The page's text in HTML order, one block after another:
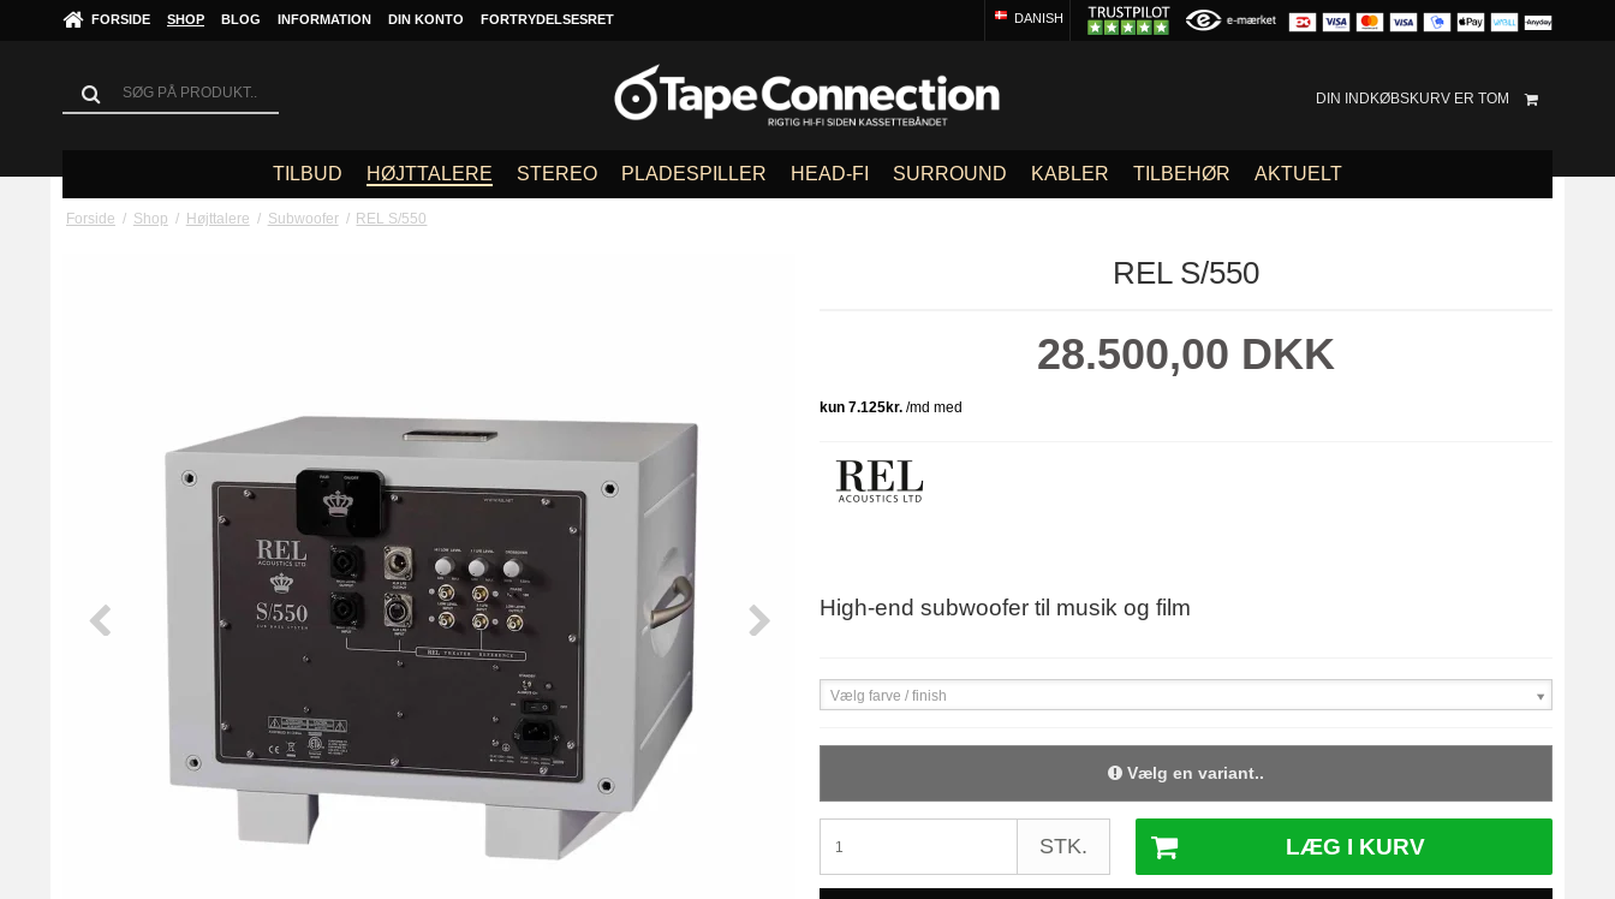
FORSIDE SHOP BLOG INFORMATION DIN KONTO FORTRYDELSESRET DANISH
DIN INDKØBSKURV ER TOM
TILBUD HØJTTALERE STEREO PLADESPILLER HEAD-FI SURROUND KABLER TILBEHØR AKTUELT
Forside / Shop / Højttalere / Subwoofer / REL S/550
REL S/550
28.500,00 DKK
High-end subwoofer til musik og film
Vælg farve / finish
Vælg en variant..
STK. LÆG I KURV